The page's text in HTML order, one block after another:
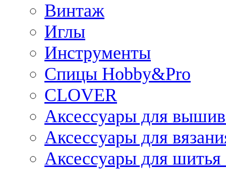
Винтаж
Иглы
Инструменты
Спицы Hobby&Pro
CLOVER
Аксессуары для
Аксессуары для
Аксессуары для